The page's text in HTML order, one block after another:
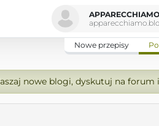
APPARECCHIAMO
Nowe przepisy
nowe blogi, dyskutuj na forum